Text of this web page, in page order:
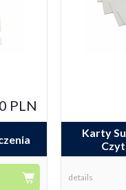
PLN
Karty
details